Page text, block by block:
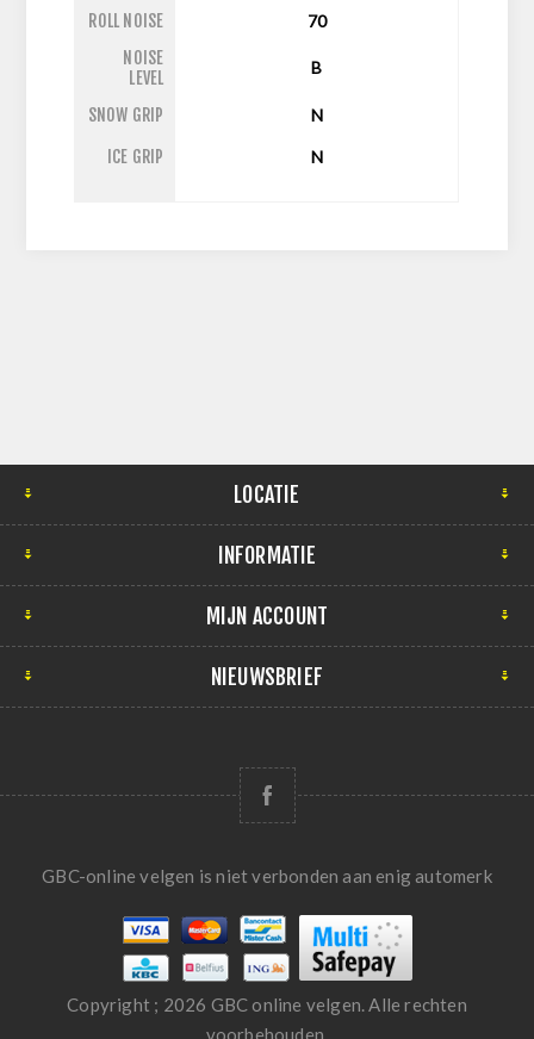
ROLL NOISE
70
NOISE
LEVEL
B
SNOW GRIP N
ICE GRIP N
LOCATIE
INFORMATIE
MIJN ACCOUNT
NIEUWSBRIEF
GBC-online velgen is niet verbonden aan enig automerk
Copyright ; 2026 GBC online velgen. Alle rechten
voorbehouden.